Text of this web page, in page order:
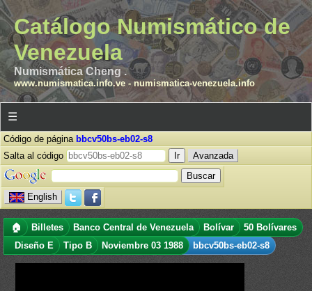
Catálogo Numismático de
Venezuela
Numismática Cheng .
www.numismatica.info.ve- numismatica-venezuela.info
☰
Código de página bbcv50bs-eb02-s8
Salta al código
Avanzada
English
🏠 Billetes Banco Central de Venezuela Bolívar
50 Bolívares
Diseño E
Tipo B Noviembre 03 1988 bbcv50bs-eb02-s8